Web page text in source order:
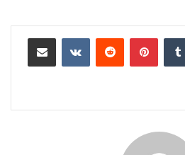
بينتيريست